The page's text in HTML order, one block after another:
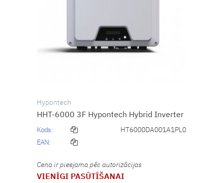
Hypontech
HHT-6000 3F Hypontech Hybrid Inverter
Kods:
HT6000DA001A1PL0
EAN:
Cena ir pieejama pēc autorizācijas
VIENĪGI PASŪTĪŠANAI